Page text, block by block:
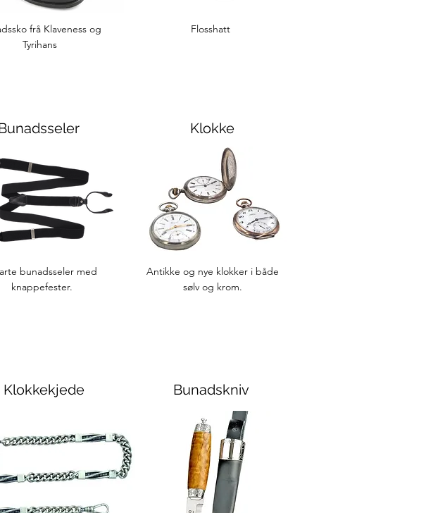
frå Klaveness og
Tyrihans
Flosshatt
bunadsseler med
knappefester.
Klokke
Antikke og nye klokker i både
sølv og krom.
Klokkekjede Bunadskniv